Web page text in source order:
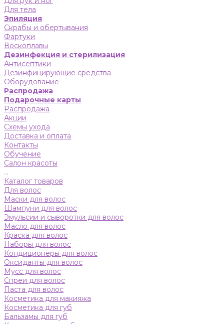
Для тела
Эпиляция
Скрабы и обертывания
Фартуки
Воскоплавы
Дезинфекция и стерилизация
Антисептики
Дезинфицирующие средства
Оборудование
Распродажа
Подарочные карты
Распродажа
Акции
Схемы ухода
Доставка и оплата
Контакты
Обучение
Салон красоты
...
Каталог товаров
Для волос
Маски для волос
Шампуни для волос
Эмульсии и сыворотки для волос
Масло для волос
Краска для волос
Наборы для волос
Кондиционеры для волос
Оксиданты для волос
Мусс для волос
Спреи для волос
Паста для волос
Косметика для макияжа
Косметика для губ
Бальзамы для губ